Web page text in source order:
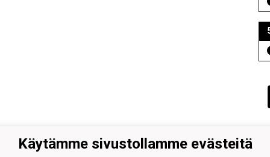
Käytämme sivustollamme evästeitä